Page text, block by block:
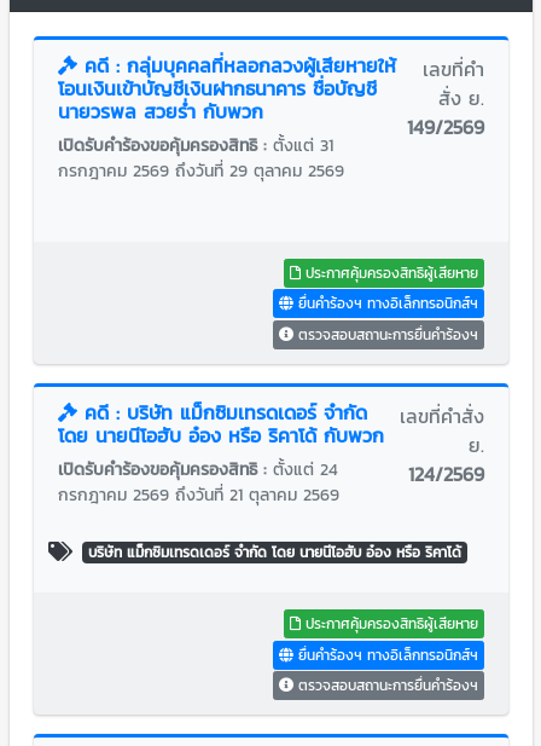
คดี : กลุ่มบุคคลที่หลอกลวงผู้เสียหายให้
โอนเงินเข้าบัญชีเงินฝากธนาคาร ชื่อบัญชี
นายวรพล สวยร่ำ กับพวก
เปิดรับคำร้องขอคุ้มครองสิทธิ : ตั้งแต่ 31
กรกฎาคม 2569 ถึงวันที่ 29 ตุลาคม 2569
เลขที่คำ
สั่ง ย.
149/2569
ประกาศคุ้มครองสิทธิผู้เสียหาย
ยื่นคำร้องฯ ทางอิเล็กทรอนิกส์ฯ
ตรวจสอบสถานะการยื่นคำร้องฯ
คดี : บริษัท แม็กซิมเทรดเดอร์ จำกัด
โดย นายนีโอฮับ อ๋อง หรือ ริคาโด้ กับพวก
เปิดรับคำร้องขอคุ้มครองสิทธิ : ตั้งแต่ 24
กรกฎาคม 2569 ถึงวันที่ 21 ตุลาคม 2569
เลขที่คำสั่ง
ย.
124/2569
บริษัท แม็กซิมเทรดเดอร์ จำกัด โดย นายนีโอฮับ อ๋อง หรือ ริคาโด้
ประกาศคุ้มครองสิทธิผู้เสียหาย
ยื่นคำร้องฯ ทางอิเล็กทรอนิกส์ฯ
ตรวจสอบสถานะการยื่นคำร้องฯ